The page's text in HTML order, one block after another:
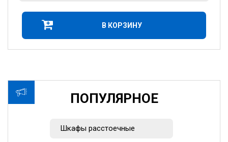
В КОРЗИНУ
ПОПУЛЯРНОЕ
Шкафы расстоечные